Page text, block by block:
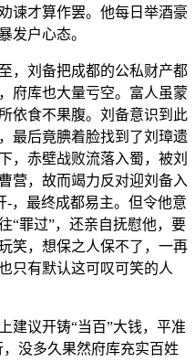
谏才算作罢。他每日举酒豪
发户心态。
，刘备把成都的公私财产都
府库也大量亏空。富人虽蒙
依食不果腹。刘备意识到此
最后竟腆着脸找到了刘璋遗
，赤壁战败流落入蜀，被刘
营，故而竭力反对迎刘备入
-，最终成都易主。但令他意
“罪过”，还亲自抚慰他，要
笑，想保之人保不了，一再
只有默认这可叹可笑的人
建议开铸“当百”大钱，平准
没多久果然府库充实百姓